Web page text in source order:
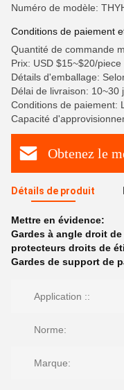
Numéro de modèle:
Conditions de paiement
Quantité de commande
Prix: USD $15~$20/piece
Détails d'emballage:
Délai de livraison: 10~30
Conditions de paiement:
Capacité
Obtenez le
Détails de produit
Mettre en évidence:
Gardes à angle droit
protecteurs droits de
Gardes de support de
Application ::
Norme:
Marque: